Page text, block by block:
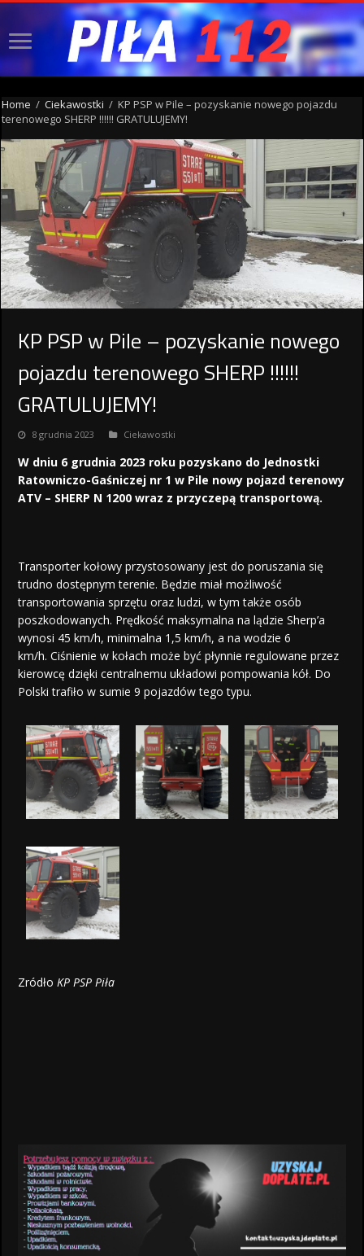
Home / Ciekawostki / KP PSP w Pile – pozyskanie nowego pojazdu
terenowego SHERP !!!!!! GRATULUJEMY!
KP PSP w Pile – pozyskanie nowego
pojazdu terenowego SHERP !!!!!!
GRATULUJEMY!
8 grudnia 2023 Ciekawostki
W dniu 6 grudnia 2023 roku pozyskano do Jednostki
Ratowniczo-Gaśniczej nr 1 w Pile nowy pojazd terenowy
ATV – SHERP N 1200 wraz z przyczepą transportową.
Transporter kołowy przystosowany jest do poruszania się
trudno dostępnym terenie. Będzie miał możliwość
transportowania sprzętu oraz ludzi, w tym także osób
poszkodowanych. Prędkość maksymalna na lądzie Sherp’a
wynosi 45 km/h, minimalna 1,5 km/h, a na wodzie 6
km/h. Ciśnienie w kołach może być płynnie regulowane przez
kierowcę dzięki centralnemu układowi pompowania kół. Do
Polski trafiło w sumie 9 pojazdów tego typu.
ZródłoKP PSP Piła